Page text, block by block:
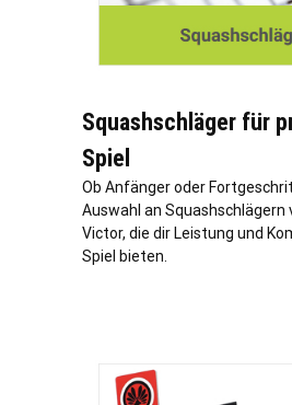
Squashschläger für
Spiel
Ob Anfänger oder
Auswahl an Squashschlägern
Victor, die dir Leistung und
Spiel bieten.